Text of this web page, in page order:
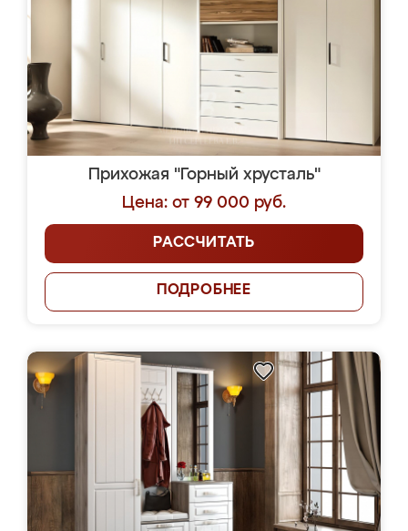
Прихожая "Горный хрусталь"
Цена: от 99 000 руб.
РАССЧИТАТЬ
ПОДРОБНЕЕ